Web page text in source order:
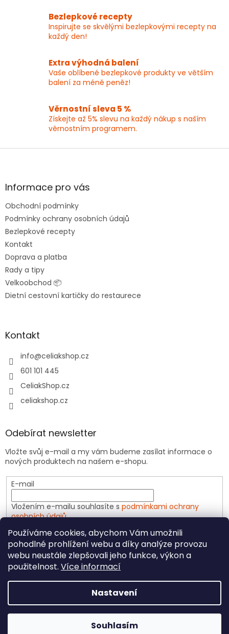
Používáme cookies, abychom Vám umožnili
pohodlné prohlížení webu a díky analýze provozu
webu neustále zlepšovali jeho funkce, výkon a
použitelnost. Více informací
Nastavení
Souhlasím
í
p
r
y
v
ý
s
u
Bezlepkové recepty
Inspirujte se skvělými bezlepkovými recepty na
každý den!
Extra výhodná balení
Vaše oblíbené bezlepkové produkty ve větším
balení za méně peněz!
Věrnostní sleva 5 %
Získejte až 5% slevu na každý nákup s naším
věrnostním programem.
Z
aInformace pro vás
Obchodní podmínky
Podmínky ochrany osobních údajů
Bezlepkové recepty
Kontakt
Doprava a platba
Rady a tipy
Velkoobchod 📦
Dietní cestovní kartičky do restaurece
Kontakt
info@celiakshop.cz
601 101 445
CeliakShop.cz
celiakshop.cz
Odebírat newsletter
Vložte svůj e-mail a my vám budeme zasílat informace o
nových produktech na našem e-shopu.
E-mail
Vložením e-mailu souhlasíte s podmínkami ochrany
osobních údajů
PŘIHLÁSIT SE
Copyright 2026CeliakShop.cz. Všechna práva
vyhrazena.